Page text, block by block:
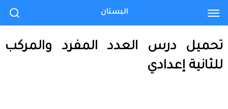
تحميل درس العدد المفرد والمركب
للثانية إعدادي
البستان